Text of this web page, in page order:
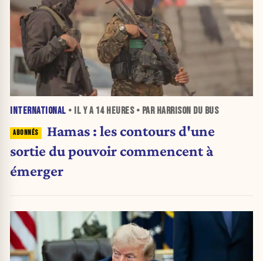
INTERNATIONAL • IL Y A 14 HEURES• PAR HARRISON DU BUS
Hamas : les contours d'une
sortie du pouvoir commencent à
émerger